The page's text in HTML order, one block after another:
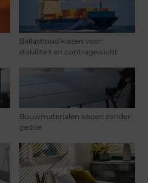
Ballastlood kiezen voor
stabiliteit en contragewicht
Bouwmaterialen kopen zonder
gedoe